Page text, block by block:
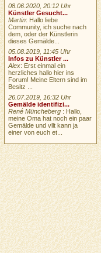
08.06.2020, 20:12 Uhr
Künstler Gesucht...
Martin: Hallo liebe
Community, ich suche nach
dem, oder der Künstlerin
dieses Gemälde...
05.08.2019, 11:45 Uhr
Infos zu Künstler ...
Alex: Erst einmal ein
herzliches hallo hier ins
Forum! Meine Eltern sind im
Besitz ...
26.07.2019, 16:32 Uhr
Gemälde identifizi...
René Müncheberg : Hallo,
meine Oma hat noch ein paar
Gemälde und vllt kann ja
einer von euch et...